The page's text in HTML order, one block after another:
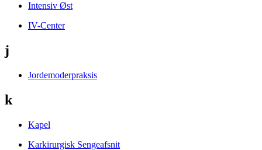
Intensiv Øst
IV-Center
j
Jordemoderpraksis
k
Kapel
Karkirurgisk Sengeafsnit